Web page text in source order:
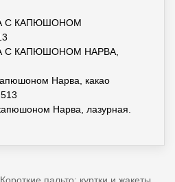
Короткие пальто: куртки и жакеты